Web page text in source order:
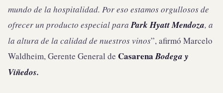
mundo de la hospitalidad. Por eso estamos orgullosos de
ofrecer un producto especial paraPark Hyatt Mendoza, a
la altura de la calidad de nuestros vinos”, afirmó Marcelo
Waldheim, Gerente General de CasarenaBodega y
Viñedos.